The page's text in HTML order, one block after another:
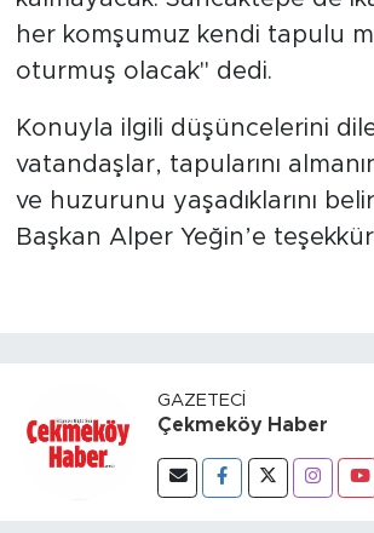
her komşumuz kendi tapulu
oturmuş olacak" dedi.
Konuyla ilgili düşüncelerini
vatandaşlar, tapularını
ve huzurunu yaşadıklarını
Başkan Alper Yeğin’e
GAZETECI
Çekmeköy Haber